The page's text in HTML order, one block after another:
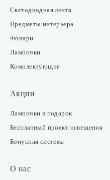
Светодиодная лента
Предметы интерьера
Фонари
Лампочки
Комплектующие
Акции
Лампочки в подарок
Бесплатный проект освещения
Бонусная система
О нас